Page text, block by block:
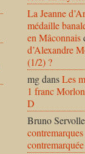
La Jeanne
médaille
en Mâconnais
d’Alexandre
(1/2) ?
mgdansLes
1 franc
D
Bruno Servolle